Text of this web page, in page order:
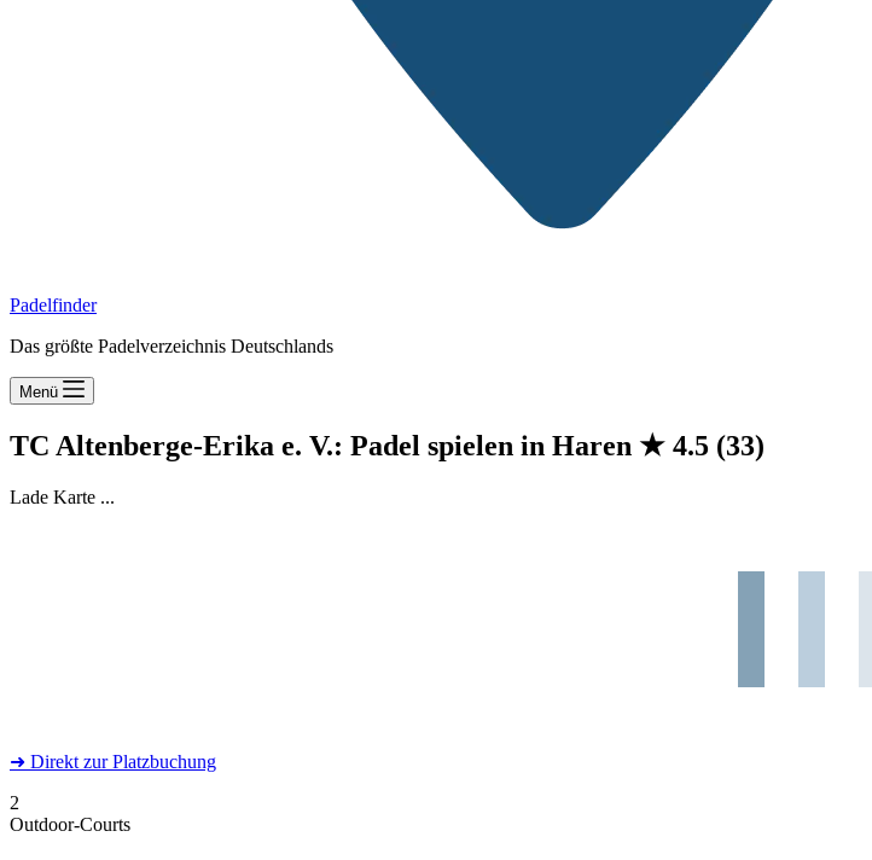
Padelfinder
Das größte Padelverzeichnis Deutschlands
Menü
TC Altenberge-Erika e. V.: Padel spielen in Haren ★ 4.5 (33)
Lade Karte ...
➜ Direkt zur Platzbuchung
2
Outdoor-Courts